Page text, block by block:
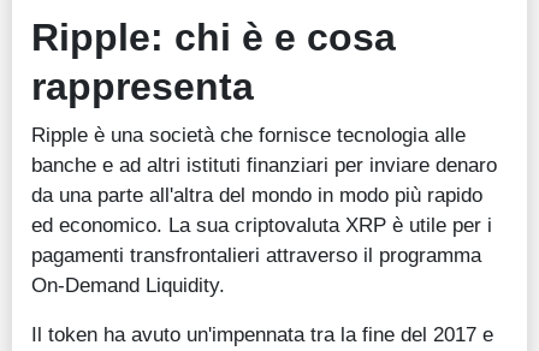
Ripple: chi è e cosa
rappresenta
Ripple è una società che fornisce tecnologia alle
banche e ad altri istituti finanziari per inviare denaro
da una parte all'altra del mondo in modo più rapido
ed economico. La sua criptovaluta XRP è utile per i
pagamenti transfrontalieri attraverso il programma
On-Demand Liquidity.
Il token ha avuto un'impennata tra la fine del 2017 e